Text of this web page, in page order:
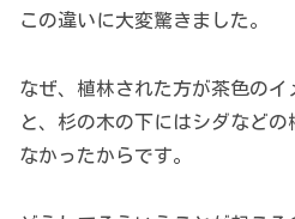
この違いに大変驚きました。
なぜ、植林された方が茶色のイ
と、杉の木の下にはシダなど
なかったからです。